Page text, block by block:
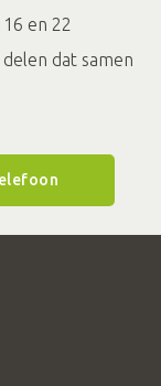
en 22
dat samen